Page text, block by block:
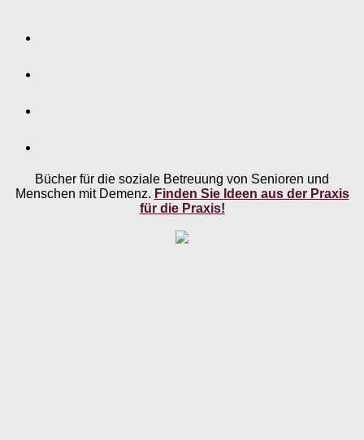
Bücher für die soziale Betreuung von Senioren und
Menschen mit Demenz. Finden Sie Ideen aus der Praxis
für die Praxis!